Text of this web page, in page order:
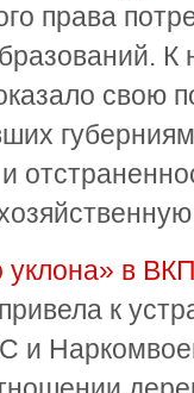
права
К
свою
уклона» в
к
и